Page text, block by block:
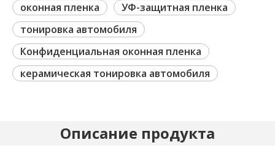
оконная пленка
УФ-защитная пленка
тонировка автомобиля
Конфиденциальная оконная пленка
керамическая тонировка автомобиля
Описание продукта